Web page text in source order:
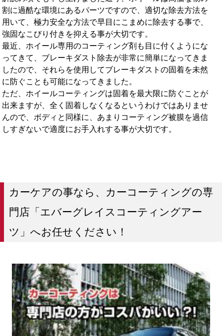
割に過酷な環境にあるパーツですので、適切な除去方法を
用いて、極力安全な方法で早目にこまめに除去する事で、
強固なこびり付きを抑える事が大切です。
最近、ホイール専用のコーティング剤も目に付くようにな
ってきて、ブレーキダスト除去が非常に簡単になってきま
したので、それらを使用してブレーキダストの固着を未然
に防ぐことも可能になってきました。
ただ、ホイールコーティングは固着を最大限に防ぐことが
出来ますが、全く固着しなくなるというわけではありませ
んので、ボディと同様に、あまりコーティング被膜を過信
しすぎないで適度にお手入れする事が大切です。
カーケアの事なら、カーコーティングの専
門店「エバーグレイスコーティングアー
ツ」へお任せください！